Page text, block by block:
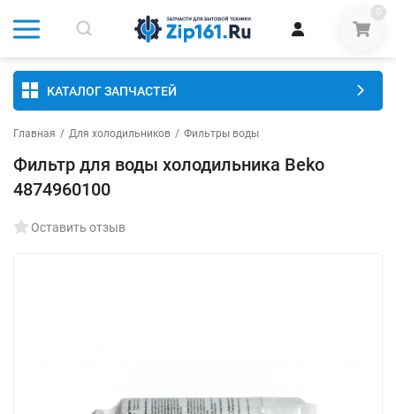
0
КАТАЛОГ ЗАПЧАСТЕЙ
Главная / Для холодильников / Фильтры воды
Фильтр для воды холодильника Beko
4874960100
Оставить отзыв